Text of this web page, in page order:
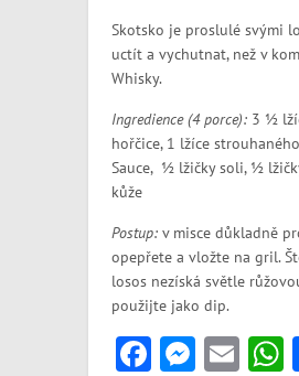
Skotsko je proslulé svými
uctít a vychutnat, než v
Whisky.
Ingredience (4 porce):3 ½
hořčice, 1 lžíce
Sauce, ½ lžičky soli, ½
kůže
Postup: v misce důkladně
opepřete a vložte na gril.
losos nezíská světle
použijte jako dip.
Facebook